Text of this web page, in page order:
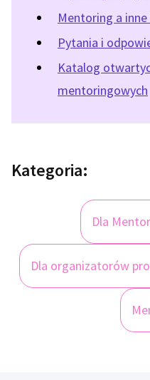
Mentoring a
Pytania i
Katalog
mentoringowych
Kategoria:
Dla
Dla organizatorów